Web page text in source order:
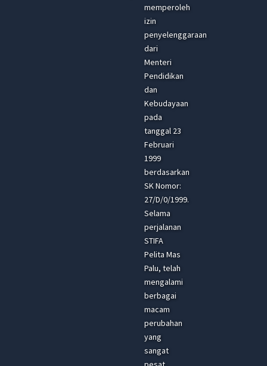
memperoleh
izin
penyelenggaraan
dari
Menteri
Pendidikan
dan
Kebudayaan
pada
tanggal 23
Februari
1999
berdasarkan
SK Nomor:
27/D/0/1999.
Selama
perjalanan
STIFA
Pelita Mas
Palu, telah
mengalami
berbagai
macam
perubahan
yang
sangat